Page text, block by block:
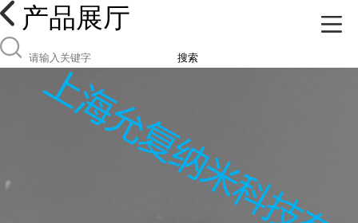
产品展厅
搜索